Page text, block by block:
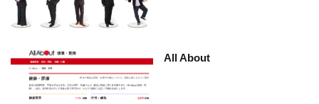
All About